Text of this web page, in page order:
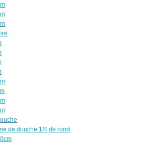
de douche 1/4 de rond